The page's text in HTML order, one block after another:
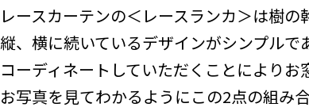
レースカーテンの＜レースランカ＞は樹の
縦、横に続いているデザインがシンプルで
コーディネートしていただくことによりお
お写真を見てわかるようにこの2点の組み